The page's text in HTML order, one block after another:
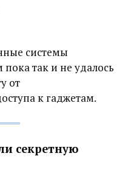
системы
так и не удалось
от
к гаджетам.
секретную